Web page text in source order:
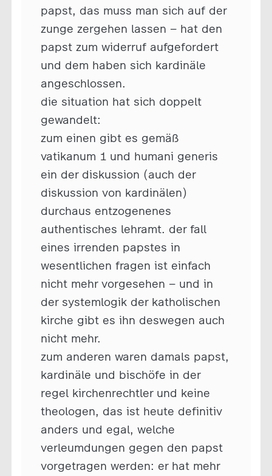
papst, das muss man sich auf der
zunge zergehen lassen – hat den
papst zum widerruf aufgefordert
und dem haben sich kardinäle
angeschlossen.
die situation hat sich doppelt
gewandelt:
zum einen gibt es gemäß
vatikanum 1 und humani generis
ein der diskussion (auch der
diskussion von kardinälen)
durchaus entzogenenes
authentisches lehramt. der fall
eines irrenden papstes in
wesentlichen fragen ist einfach
nicht mehr vorgesehen – und in
der systemlogik der katholischen
kirche gibt es ihn deswegen auch
nicht mehr.
zum anderen waren damals papst,
kardinäle und bischöfe in der
regel kirchenrechtler und keine
theologen, das ist heute definitiv
anders und egal, welche
verleumdungen gegen den papst
vorgetragen werden: er hat mehr